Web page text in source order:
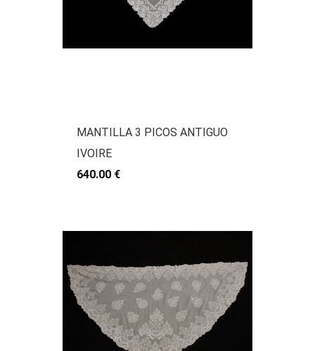
MANTILLA 3 PICOS ANTIGUO
IVOIRE
640.00 €